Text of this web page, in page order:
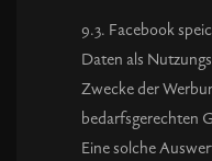
9.3. Facebook
Daten als
Zwecke der
bedarfsgerechten
Eine solche